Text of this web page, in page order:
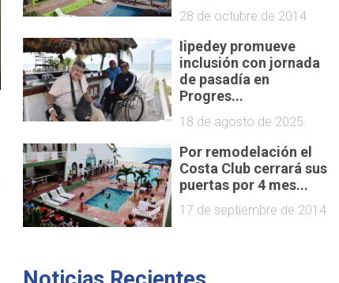
28 de octubre de 2014
Iipedey promueve
inclusión con jornada
de pasadía en
Progres...
18 de agosto de 2025
Por remodelación el
Costa Club cerrará sus
puertas por 4 mes...
17 de septiembre de 2014